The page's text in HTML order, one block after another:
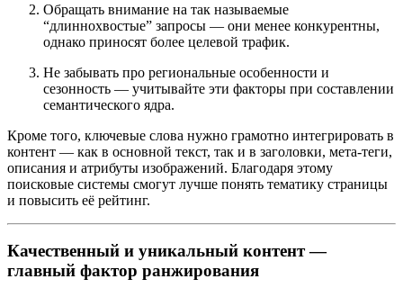
Обращать внимание на так называемые
“длиннохвостые” запросы — они менее конкурентны,
однако приносят более целевой трафик.
Не забывать про региональные особенности и
сезонность — учитывайте эти факторы при составлении
семантического ядра.
Кроме того, ключевые слова нужно грамотно интегрировать в
контент — как в основной текст, так и в заголовки, мета-теги,
описания и атрибуты изображений. Благодаря этому
поисковые системы смогут лучше понять тематику страницы
и повысить её рейтинг.
Качественный и уникальный контент —
главный фактор ранжирования